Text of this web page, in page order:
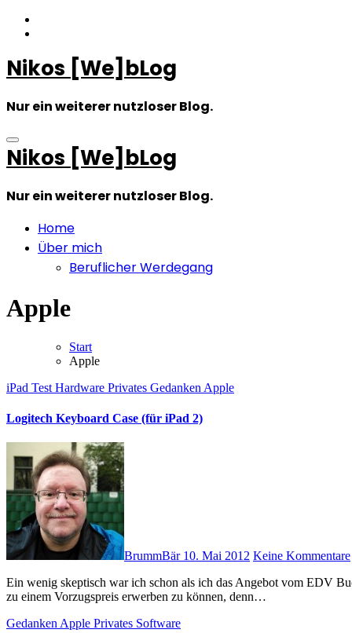
Zum
Inhalt
Nikos [We]bLog
Nur ein weiterer nutzloser Blog.
Nikos [We]bLog
Nur ein weiterer nutzloser Blog.
Home
Über mich
Beruflicher Werdegang
Apple
Start
Apple
iPad Test Hardware Privates Gedanken Apple
Logitech Keyboard Case (für iPad 2)
BrummBär 10. Mai 2012 Keine Kommentare
Ein wenig skeptisch war ich schon als ich das Angebot vom EDV Buchversand bekam, das neue Logitech Keyboard Case (für das iPad 2)
zu einem Vorzugspreis erwerben zu können, denn…
GedankenApple Privates Software